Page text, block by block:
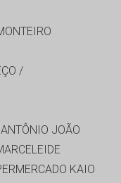
/
JOÃO
KAIO